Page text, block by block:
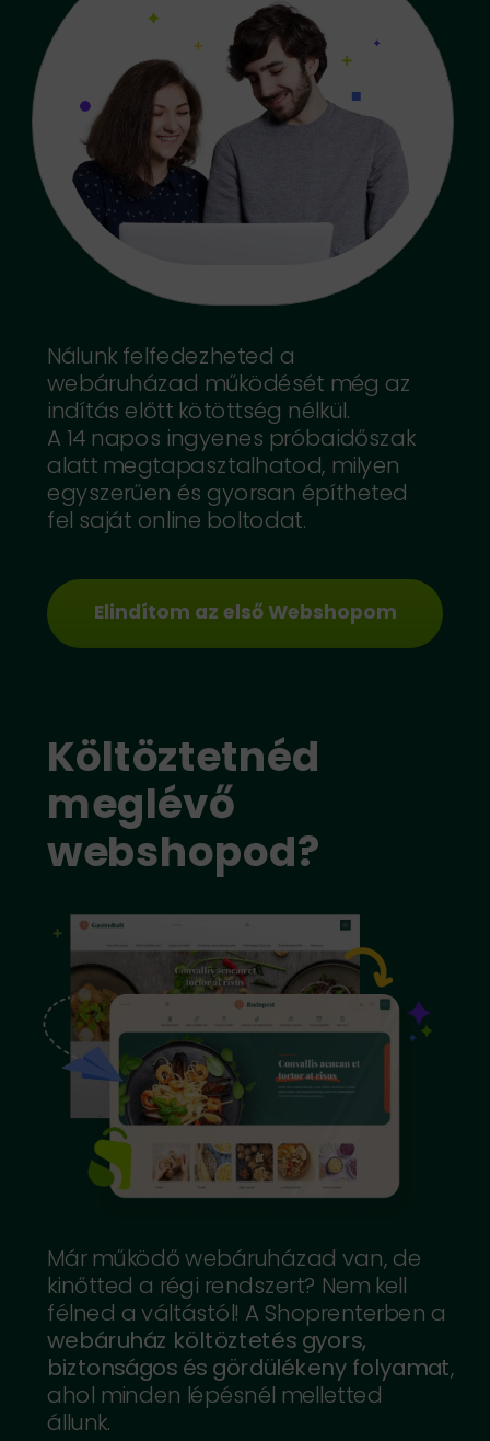
Költöztetnéd
meglévő
webshopod?
Elindítom az első Webshopom
Nálunk felfedezheted a
webáruházad működését még az
indítás előtt kötöttség nélkül.
A 14 napos ingyenes próbaidőszak
alatt megtapasztalhatod, milyen
egyszerűen és gyorsan építheted
fel saját online boltodat.
Már működő webáruházad van, de
kinőtted a régi rendszert? Nem kell
félned a váltástól! A Shoprenterben a
webáruház költöztetés gyors,
biztonságos és gördülékeny folyamat,
ahol minden lépésnél melletted
állunk.